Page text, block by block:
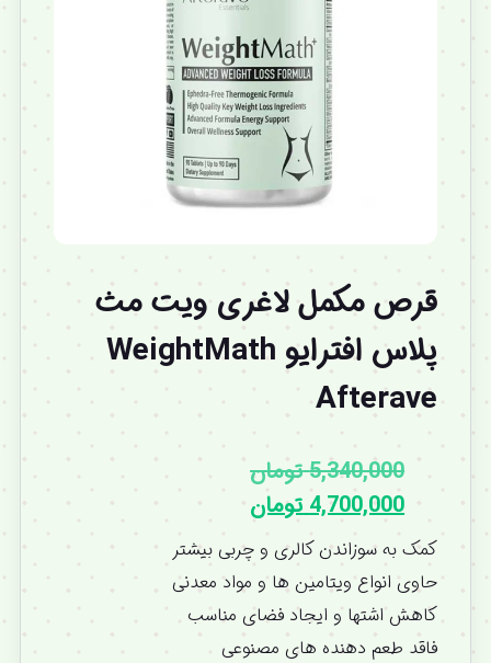
قرص مکمل لاغری ویت مث
پلاس افترایو WeightMath
Afterave
5,340,000تومان
4,700,000تومان
کمک به سوزاندن کالری و چربی بیشتر
حاوی انواع ویتامین ها و مواد معدنی
کاهش اشتها و ایجاد فضای مناسب
فاقد طعم دهنده های مصنوعی